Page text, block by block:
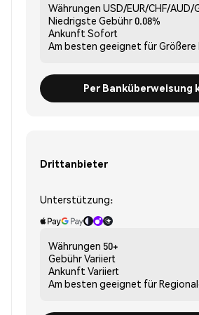
Währungen USD/EUR/CHF/AUD/
Niedrigste Gebühr0.08%
Ankunft Sofort
Am besten geeignet für
Per Banküberweisung
Drittanbieter
Unterstützung:
Währungen 50+
GebührVariiert
Ankunft Variiert
Am besten geeignet für